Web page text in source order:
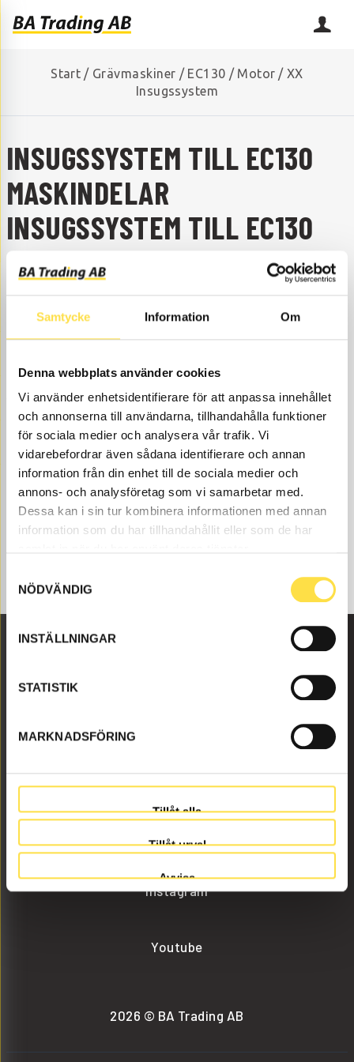
Samtycke Information Om
Denna webbplats använder cookies
Vi använder enhetsidentifierare för att anpassa innehållet
och annonserna till användarna, tillhandahålla funktioner
för sociala medier och analysera vår trafik. Vi
vidarebefordrar även sådana identifierare och annan
information från din enhet till de sociala medier och
annons- och analysföretag som vi samarbetar med.
Dessa kan i sin tur kombinera informationen med annan
information som du har tillhandahållit eller som de har
NÖDVÄNDIG
INSTÄLLNINGAR
STATISTIK
MARKNADSFÖRING
Tillåt alla
Tillåt urval
Avvisa
Start / Grävmaskiner / EC130 / Motor / XX
Insugssystem
INSUGSSYSTEM TILL EC130
MASKINDELAR
INSUGSSYSTEM TILL EC130
SAKNAR DU NÅGON RESERVDEL?
+46 (0) 152-32500
info@batrading.se
till grävmaskin finns som nya eller begagnade och
varsamt renoverade maskindelar både som original och
icke original. Vi har maskindelar som insugssystem för
alla Volvo Entreprenadmaskiner och dessa maskindelar
som till insugssystem som passar till Volvo grävmaskin
EC130.
info@batrading.se
+46 (0) 152-32500
Instagram
Youtube
2026 © BA Trading AB